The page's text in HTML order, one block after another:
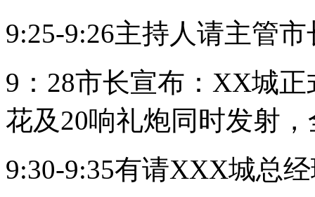
9:25-9:26主持人请主管
9：28市长宣布：XX城
花及20响礼炮同时发射
9:30-9:35有请XXX城总